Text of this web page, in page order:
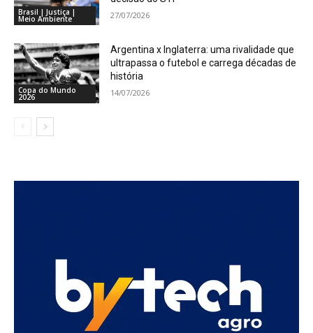
Brasil | Justiça |
Meio Ambiente 27/07/2026
Copa do Mundo
2026
Argentina x Inglaterra: uma rivalidade que
ultrapassa o futebol e carrega décadas de
história
14/07/2026